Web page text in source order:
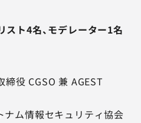
スト4名、モデレーター1名
締役 CGSO 兼 AGEST
ナム情報セキュリティ協会